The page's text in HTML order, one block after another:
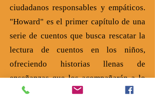
ciudadanos responsables y empáticos.
"Howard" es el primer capítulo de una
serie de cuentos que busca rescatar la
lectura de cuentos en los niños,
ofreciendo historias llenas de
enseñanzas que los acompañarán a lo
largo de su crecimiento.